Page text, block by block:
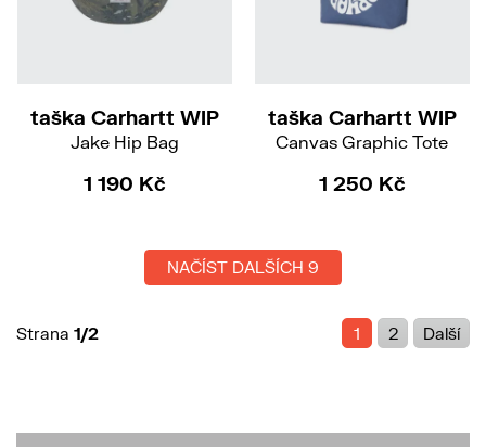
taška Carhartt WIP
Jake Hip Bag
1 190 Kč
taška Carhartt WIP
Canvas Graphic Tote
1 250 Kč
NAČÍST DALŠÍCH 9
Strana 1/2 Další
2
1